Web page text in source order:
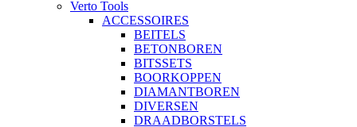
Verto Tools
ACCESSOIRES
BEITELS
BETONBOREN
BITSSETS
BOORKOPPEN
DIAMANTBOREN
DIVERSEN
DRAADBORSTELS